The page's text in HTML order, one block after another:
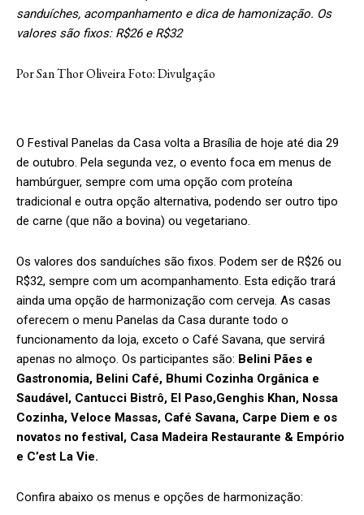
sanduíches, acompanhamento e dica de hamonização. Os
valores são fixos: R$26 e R$32
Por San Thor Oliveira Foto: Divulgação
O Festival Panelas da Casa volta a Brasília de hoje até dia 29
de outubro. Pela segunda vez, o evento foca em menus de
hambúrguer, sempre com uma opção com proteína
tradicional e outra opção alternativa, podendo ser outro tipo
de carne (que não a bovina) ou vegetariano.
Os valores dos sanduíches são fixos. Podem ser de R$26 ou
R$32, sempre com um acompanhamento. Esta edição trará
ainda uma opção de harmonização com cerveja. As casas
oferecem o menu Panelas da Casa durante todo o
funcionamento da loja, exceto o Café Savana, que servirá
apenas no almoço. Os participantes são: Belini Pães e
Gastronomia, Belini Café, Bhumi Cozinha Orgânica e
Saudável, Cantucci Bistrô, El Paso,Genghis Khan, Nossa
Cozinha, Veloce Massas, Café Savana, Carpe Diem e os
novatos no festival, Casa Madeira Restaurante & Empório
e C’est La Vie.
Confira abaixo os menus e opções de harmonização: